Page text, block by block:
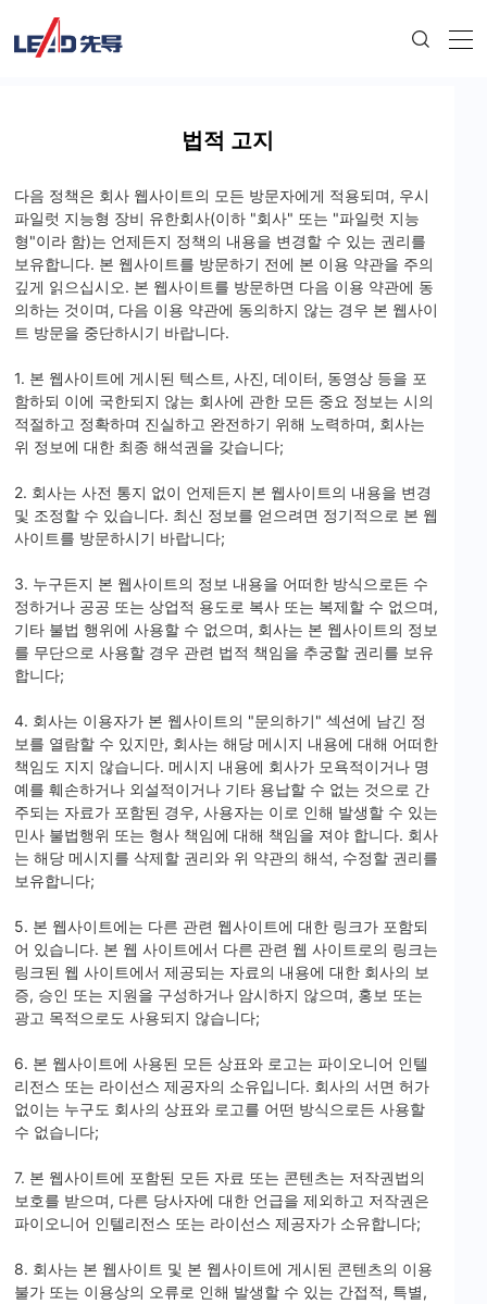
7db2c2527cdda3ac2ccf7a2004eb34d813a81f39##
법적 고지
다음 정책은 회사 웹사이트의 모든 방문자에게 적용되며, 우시
파일럿 지능형 장비 유한회사(이하 "회사" 또는 "파일럿 지능
형"이라 함)는 언제든지 정책의 내용을 변경할 수 있는 권리를
보유합니다. 본 웹사이트를 방문하기 전에 본 이용 약관을 주의
깊게 읽으십시오. 본 웹사이트를 방문하면 다음 이용 약관에 동
의하는 것이며, 다음 이용 약관에 동의하지 않는 경우 본 웹사이
트 방문을 중단하시기 바랍니다.
1. 본 웹사이트에 게시된 텍스트, 사진, 데이터, 동영상 등을 포
함하되 이에 국한되지 않는 회사에 관한 모든 중요 정보는 시의
적절하고 정확하며 진실하고 완전하기 위해 노력하며, 회사는
위 정보에 대한 최종 해석권을 갖습니다;
2. 회사는 사전 통지 없이 언제든지 본 웹사이트의 내용을 변경
및 조정할 수 있습니다. 최신 정보를 얻으려면 정기적으로 본 웹
사이트를 방문하시기 바랍니다;
3. 누구든지 본 웹사이트의 정보 내용을 어떠한 방식으로든 수
정하거나 공공 또는 상업적 용도로 복사 또는 복제할 수 없으며,
기타 불법 행위에 사용할 수 없으며, 회사는 본 웹사이트의 정보
를 무단으로 사용할 경우 관련 법적 책임을 추궁할 권리를 보유
합니다;
4. 회사는 이용자가 본 웹사이트의 "문의하기" 섹션에 남긴 정
보를 열람할 수 있지만, 회사는 해당 메시지 내용에 대해 어떠한
책임도 지지 않습니다. 메시지 내용에 회사가 모욕적이거나 명
예를 훼손하거나 외설적이거나 기타 용납할 수 없는 것으로 간
주되는 자료가 포함된 경우, 사용자는 이로 인해 발생할 수 있는
민사 불법행위 또는 형사 책임에 대해 책임을 져야 합니다. 회사
는 해당 메시지를 삭제할 권리와 위 약관의 해석, 수정할 권리를
보유합니다;
5. 본 웹사이트에는 다른 관련 웹사이트에 대한 링크가 포함되
어 있습니다. 본 웹 사이트에서 다른 관련 웹 사이트로의 링크는
링크된 웹 사이트에서 제공되는 자료의 내용에 대한 회사의 보
증, 승인 또는 지원을 구성하거나 암시하지 않으며, 홍보 또는
광고 목적으로도 사용되지 않습니다;
6. 본 웹사이트에 사용된 모든 상표와 로고는 파이오니어 인텔
리전스 또는 라이선스 제공자의 소유입니다. 회사의 서면 허가
없이는 누구도 회사의 상표와 로고를 어떤 방식으로든 사용할
수 없습니다;
7. 본 웹사이트에 포함된 모든 자료 또는 콘텐츠는 저작권법의
보호를 받으며, 다른 당사자에 대한 언급을 제외하고 저작권은
파이오니어 인텔리전스 또는 라이선스 제공자가 소유합니다;
8. 회사는 본 웹사이트 및 본 웹사이트에 게시된 콘텐츠의 이용
불가 또는 이용상의 오류로 인해 발생할 수 있는 간접적, 특별,